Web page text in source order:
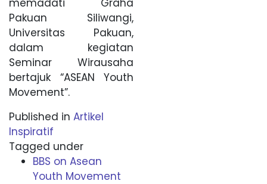
memadati Graha
Pakuan Siliwangi,
Universitas Pakuan,
dalam kegiatan
Seminar Wirausaha
bertajuk “ASEAN Youth
Movement”.
Published in Artikel
Inspiratif
Tagged under
BBS on Asean
Youth Movement